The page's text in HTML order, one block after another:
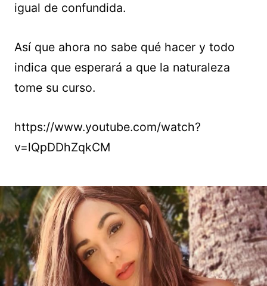
igual de confundida.
Así que ahora no sabe qué hacer y todo
indica que esperará a que la naturaleza
tome su curso.
https://www.youtube.com/watch?
v=lQpDDhZqkCM